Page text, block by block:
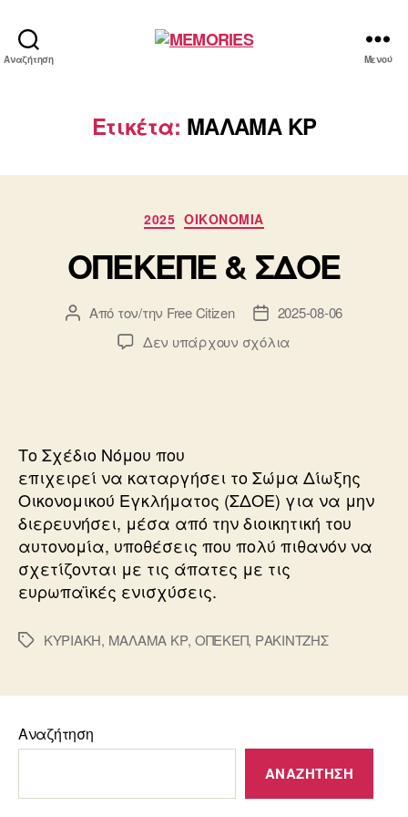
Αναζήτηση Μενού
Ετικέτα: ΜΑΛΑΜΑ ΚΡ
Κατηγορίες
2025 ΟΙΚΟΝΟΜΙΑ
ΟΠΕΚΕΠΕ & ΣΔΟΕ
Συντάκτης
άρθρου
Από τον/την Free Citizen
Ημ.
δημοσίευσης
2025-08-06
Δεν υπάρχουν σχόλια
Το Σχέδιο Νόμου που
επιχειρεί να καταργήσει το Σώμα Δίωξης
Οικονομικού Εγκλήματος (ΣΔΟΕ) για να μην
διερευνήσει, μέσα από την διοικητική του
αυτονομία, υποθέσεις που πολύ πιθανόν να
σχετίζονται με τις άπατες με τις
ευρωπαϊκές ενισχύσεις.
ΕτικέτεςΚΥΡΙΑΚΗ, ΜΑΛΑΜΑ ΚΡ, ΟΠΕΚΕΠ, ΡΑΚΙΝΤΖΗΣ
Αναζήτηση
ΑΝΑΖΉΤΗΣΗ